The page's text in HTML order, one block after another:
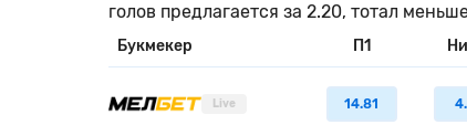
голов предлагается за 2.20, тотал
Букмекер П1
Live 14.81